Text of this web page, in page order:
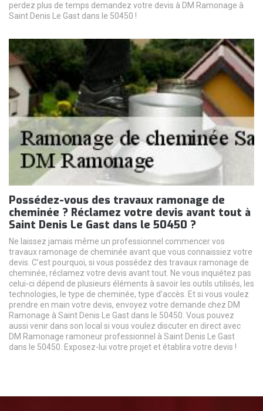
perdez plus de temps demandez votre devis à DM Ramonage à
Saint Denis Le Gast dans le 50450 !
Possédez-vous des travaux ramonage de
cheminée ? Réclamez votre devis avant tout à
Saint Denis Le Gast dans le 50450 ?
Ne laissez jamais même un professionnel commencer vos
travaux ramonage de cheminée avant que vous connaissiez votre
devis. C’est pourquoi, si vous possédez des travaux ramonage de
cheminée, réclamez votre devis avant tout. Ne vous inquiétez pas
celui-ci dépend de plusieurs éléments à savoir les outils utilisés, les
technologies, le type de cheminée, type d’accès. Et si vous voulez
prendre en main votre devis, envoyez votre demande chez DM
Ramonage à Saint Denis Le Gast dans le 50450. Vous pouvez
aussi venir dans son local si vous voulez discuter en direct avec
DM Ramonage ramoneur professionnel à Saint Denis Le Gast
dans le 50450. Exposez-lui votre projet et établira votre devis !